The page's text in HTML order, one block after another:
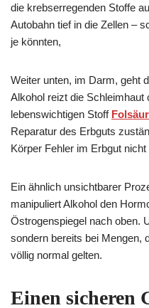
die krebserregenden Stoffe
Autobahn tief in die Zellen –
je könnten,
Weiter unten, im Darm, geht
Alkohol reizt die
lebenswichtigen Stoff
Reparatur des Erbguts
Körper Fehler im Erbgut
Ein ähnlich unsichtbarer
manipuliert Alkohol den
Östrogenspiegel nach oben.
sondern bereits bei Mengen,
völlig normal gelten.
Einen sicheren